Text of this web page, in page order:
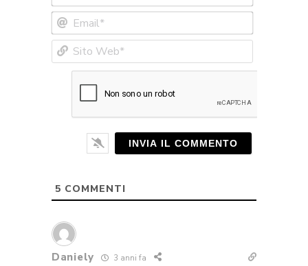
Email*
Web*
5 COMMENTI
Daniely 3 anni fa